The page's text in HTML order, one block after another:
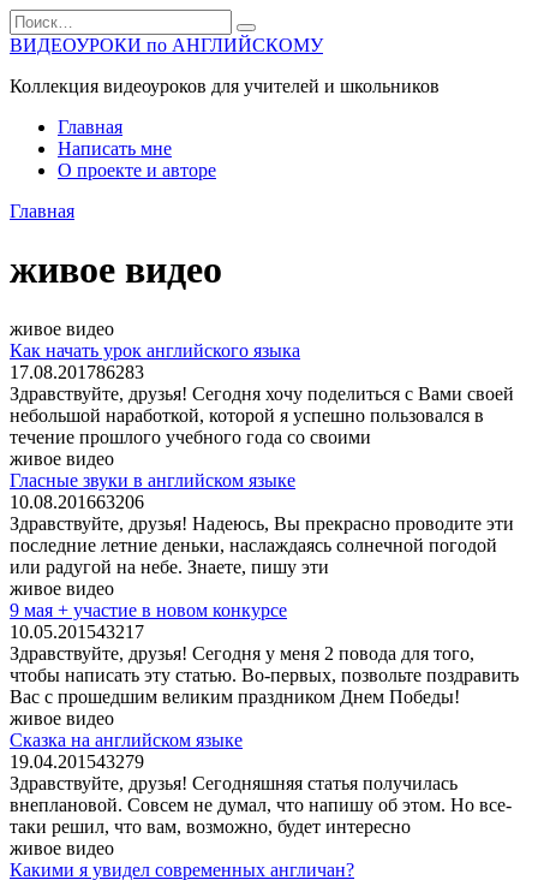
Перейти
к
содержанию
Search
for:
ВИДЕОУРОКИ по АНГЛИЙСКОМУ
Коллекция видеоуроков для учителей и школьников
Главная
Написать мне
О проекте и авторе
Главная
живое видео
живое видео
Как начать урок английского языка
17.08.201786283
Здравствуйте, друзья! Сегодня хочу поделиться с Вами своей
небольшой наработкой, которой я успешно пользовался в
течение прошлого учебного года со своими
живое видео
Гласные звуки в английском языке
10.08.201663206
Здравствуйте, друзья! Надеюсь, Вы прекрасно проводите эти
последние летние деньки, наслаждаясь солнечной погодой
или радугой на небе. Знаете, пишу эти
живое видео
9 мая + участие в новом конкурсе
10.05.201543217
Здравствуйте, друзья! Сегодня у меня 2 повода для того,
чтобы написать эту статью. Во-первых, позвольте поздравить
Вас с прошедшим великим праздником Днем Победы!
живое видео
Сказка на английском языке
19.04.201543279
Здравствуйте, друзья! Сегодняшняя статья получилась
внеплановой. Совсем не думал, что напишу об этом. Но все-
таки решил, что вам, возможно, будет интересно
живое видео
Какими я увидел современных англичан?